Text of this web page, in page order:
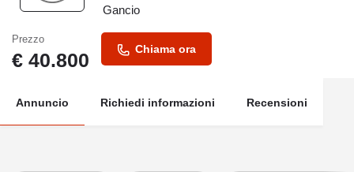
Gancio
Prezzo
€ 40.800 Chiama ora
Annuncio Richiedi informazioni Recensioni